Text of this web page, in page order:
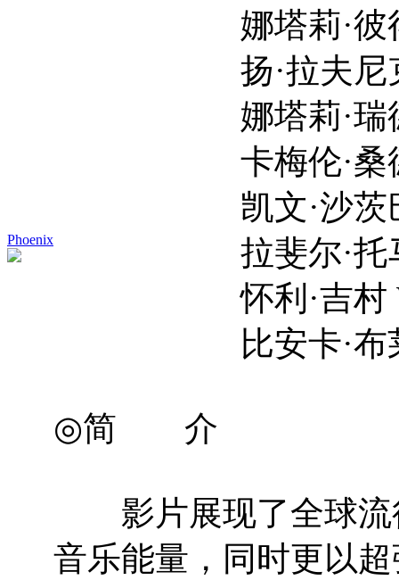
Phoenix
娜塔莉·彼得森
扬·拉夫尼克
娜塔莉·瑞德
卡梅伦·桑德斯
凯文·沙茨巴赫
拉斐尔·托马斯
怀利·吉村
比安卡·布莱恩
◎简 介
影片展现了全球流行
音乐能量，同时更以